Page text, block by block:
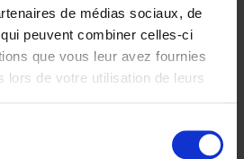
de médias sociaux, de
peuvent combiner celles-ci
que vous leur avez fournies
lors de votre utilisation de leurs
37,50